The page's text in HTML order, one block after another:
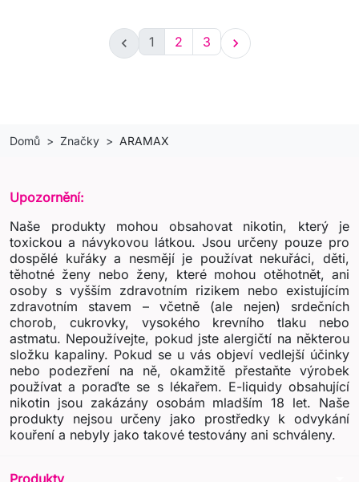
 1 2 3 
Domů Značky ARAMAX
Upozornění:
Naše produkty mohou obsahovat nikotin, který je
toxickou a návykovou látkou. Jsou určeny pouze pro
dospělé kuřáky a nesmějí je používat nekuřáci, děti,
těhotné ženy nebo ženy, které mohou otěhotnět, ani
osoby s vyšším zdravotním rizikem nebo existujícím
zdravotním stavem – včetně (ale nejen) srdečních
chorob, cukrovky, vysokého krevního tlaku nebo
astmatu. Nepoužívejte, pokud jste alergičtí na některou
složku kapaliny. Pokud se u vás objeví vedlejší účinky
nebo podezření na ně, okamžitě přestaňte výrobek
používat a poraďte se s lékařem. E-liquidy obsahující
nikotin jsou zakázány osobám mladším 18 let. Naše
produkty nejsou určeny jako prostředky k odvykání
kouření a nebyly jako takové testovány ani schváleny.